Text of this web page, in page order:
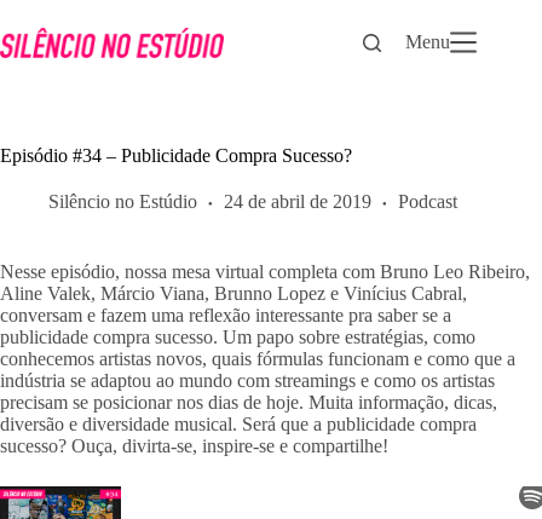
para
o
Menu
Episódio #34 – Publicidade Compra Sucesso?
Silêncio no Estúdio 24 de abril de 2019 Podcast
Nesse episódio, nossa mesa virtual completa com Bruno Leo Ribeiro,
Aline Valek, Márcio Viana, Brunno Lopez e Vinícius Cabral,
conversam e fazem uma reflexão interessante pra saber se a
publicidade compra sucesso. Um papo sobre estratégias, como
conhecemos artistas novos, quais fórmulas funcionam e como que a
indústria se adaptou ao mundo com streamings e como os artistas
precisam se posicionar nos dias de hoje. Muita informação, dicas,
diversão e diversidade musical. Será que a publicidade compra
sucesso? Ouça, divirta-se, inspire-se e compartilhe!